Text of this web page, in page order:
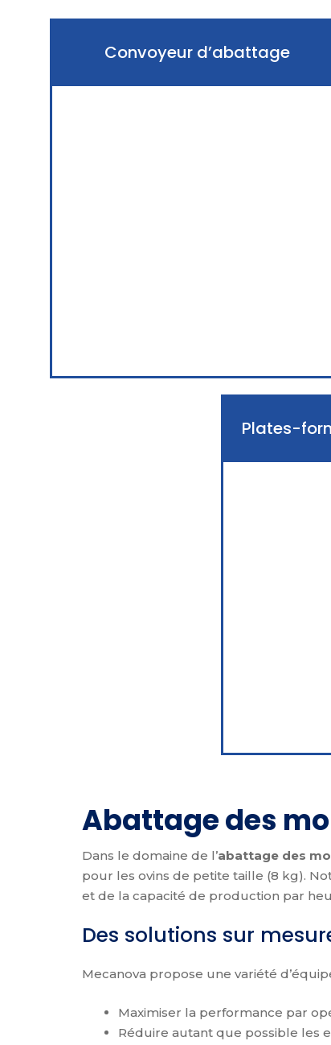
Convoyeur d’abattage
Plates-
Abattage des
Dans le domaine de l’abattage des
pour les ovins de petite taille (8 kg).
et de la capacité de production par
Des solutions sur
Mecanova propose une variété
Maximiser la performance par
Réduire autant que possible les